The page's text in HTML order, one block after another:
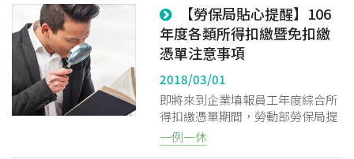
【勞保局貼心提醒】106
年度各類所得扣繳暨免扣繳
憑單注意事項
2018/03/01
即將來到企業填報員工年度綜合所
得扣繳憑單期間，勞動部勞保局提
醒，企業在填報106年度「各類所
得扣繳暨免扣繳憑單」時...
一例一休